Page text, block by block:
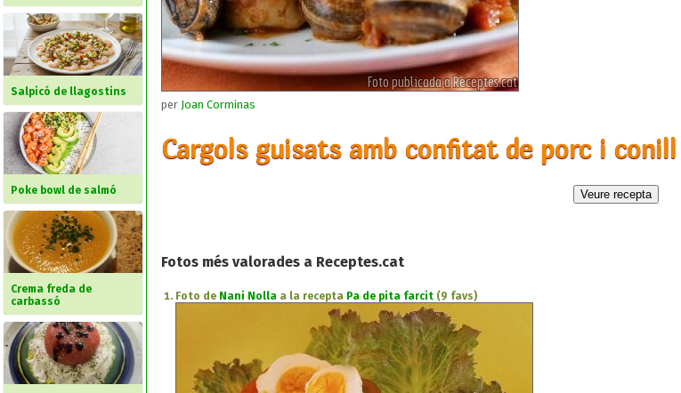
Salpicó de llagostins
Poke bowl de salmó
Crema freda de
carbassó
per Joan Corminas
Cargols guisats amb confitat de porc i conill
Fotos més valorades a Receptes.cat
Foto de Nani Nolla a la recepta Pa de pita farcit (9 favs)